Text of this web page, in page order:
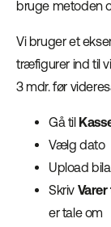
bruge metoden
Vi bruger et
træfigurer ind til
3 mdr. før
Gå til
Vælg dato
Upload
Skriv
er tale om